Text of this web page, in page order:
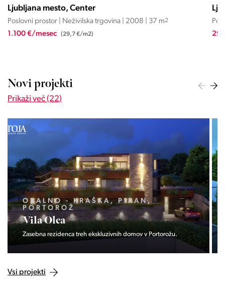
Ljubljana mesto, Center
Poslovni prostor | Neživilska trgovina | 2008 | 37 m2
1.100 €/mesec (29,7 €/m2)
Novi projekti
Prikaži več (22)
OBALNO - KRAŠKA, PIRAN,
PORTOROŽ
Vila Olea
Zasebna rezidenca treh ekskluzivnih domov v Portorožu.
Vsi projekti